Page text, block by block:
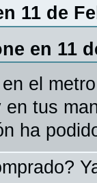
11 de
en 11
el
en tus
ha